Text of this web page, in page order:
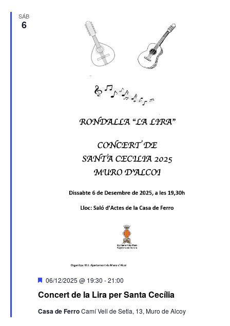
SÁB
6
Concert de la Lira per Santa Cecília
Destacado
06/12/2025 @ 19:30 -21:00
Casa de FerroCamí Vell de Setla, 13, Muro de Alcoy